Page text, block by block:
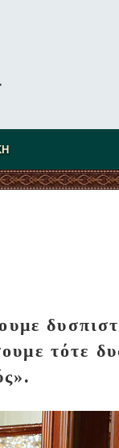
τότε